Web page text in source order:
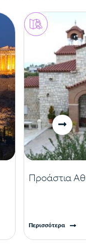
Προάστια
Περισσότερα